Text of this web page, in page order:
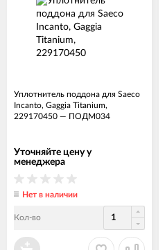
Уплотнитель поддона для Saeco
Incanto, Gaggia Titanium,
229170450 — ПОДМ034
Уточняйте цену у
менеджера
Нет в наличии
Кол-во